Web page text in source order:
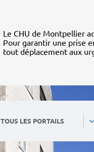
Le CHU de Montpellier
Pour garantir une prise
tout déplacement aux
TOUS LES PORTAILS